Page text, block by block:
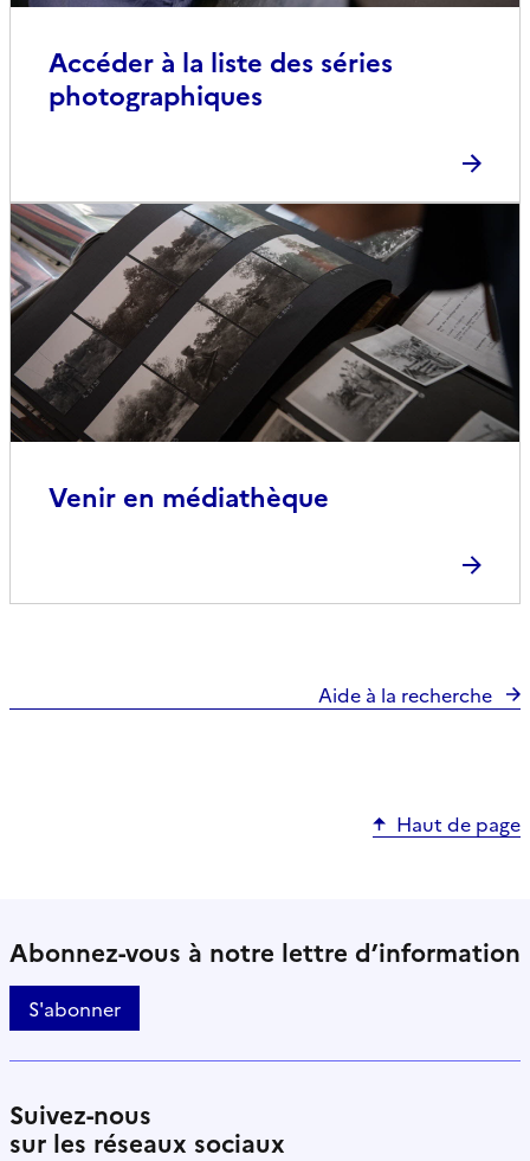
Accéder à la liste des séries
photographiques
Venir en médiathèque
Aide à la recherche
Haut de page
Abonnez-vous à notre lettre d’information
S'abonner
Suivez-nous
sur les réseaux sociaux